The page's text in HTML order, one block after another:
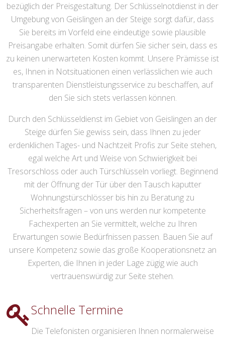
bezüglich der Preisgestaltung. Der Schlüsselnotdienst in der
Umgebung von Geislingen an der Steige sorgt dafür, dass
Sie bereits im Vorfeld eine eindeutige sowie plausible
Preisangabe erhalten. Somit dürfen Sie sicher sein, dass es
zu keinen unerwarteten Kosten kommt. Unsere Prämisse ist
es, Ihnen in Notsituationen einen verlässlichen wie auch
transparenten Dienstleistungsservice zu beschaffen, auf
den Sie sich stets verlassen können.
Durch den Schlüsseldienst im Gebiet von Geislingen an der
Steige dürfen Sie gewiss sein, dass Ihnen zu jeder
erdenklichen Tages- und Nachtzeit Profis zur Seite stehen,
egal welche Art und Weise von Schwierigkeit bei
Tresorschloss oder auch Türschlüsseln vorliegt. Beginnend
mit der Öffnung der Tür über den Tausch kaputter
Wohnungstürschlösser bis hin zu Beratung zu
Sicherheitsfragen – von uns werden nur kompetente
Fachexperten an Sie vermittelt, welche zu Ihren
Erwartungen sowie Bedürfnissen passen. Bauen Sie auf
unsere Kompetenz sowie das große Kooperationsnetz an
Experten, die Ihnen in jeder Lage zügig wie auch
vertrauenswürdig zur Seite stehen.
Schnelle Termine
Die Telefonisten organisieren Ihnen normalerweise